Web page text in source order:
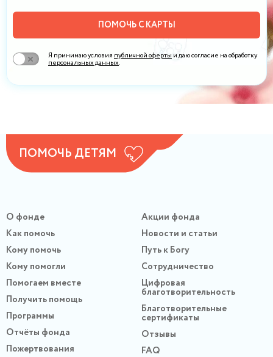
ПОМОЧЬ С КАРТЫ
Я принимаю условия публичной оферты и даю согласие на обработку
персональных данных.
ПОМОЧЬ ДЕТЯМ
О фонде
Как помочь
Кому помочь
Кому помогли
Помогаем вместе
Получить помощь
Программы
Отчёты фонда
Пожертвования
Акции фонда
Новости и статьи
Путь к Богу
Сотрудничество
Цифровая
благотворительность
Благотворительные
сертификаты
Отзывы
FAQ